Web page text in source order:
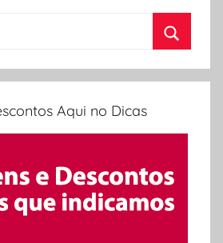
Aqui no Dicas